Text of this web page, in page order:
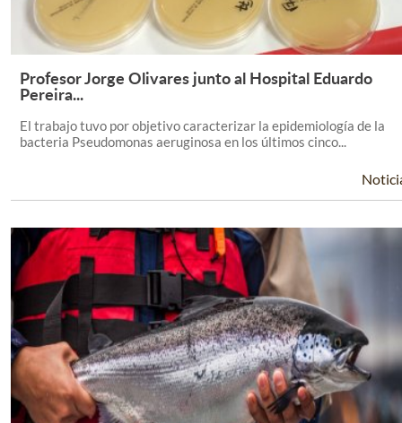
Leer Más +
Profesor Jorge Olivares junto al Hospital Eduardo
Pereira...
El trabajo tuvo por objetivo caracterizar la epidemiología de la
bacteria Pseudomonas aeruginosa en los últimos cinco...